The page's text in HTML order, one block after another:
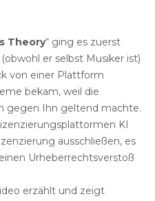
Theory“ ging es zuerst
er selbst Musiker ist)
von einer Plattform
bekam, weil die
gegen Ihn geltend machte.
KI
ausschließen, es
Urheberrechtsverstoß
erzählt und zeigt